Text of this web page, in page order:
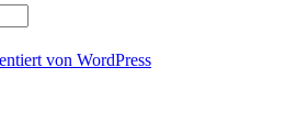
von WordPress